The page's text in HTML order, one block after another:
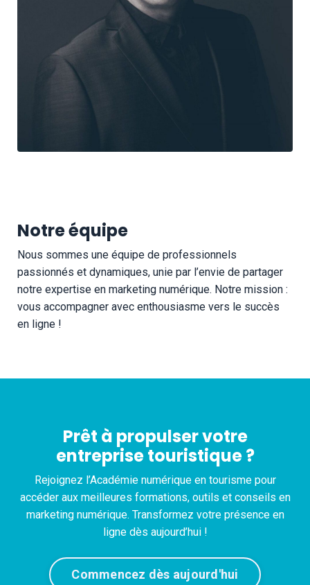
Notre équipe
Nous sommes une équipe de professionnels
passionnés et dynamiques, unie par l’envie de partager
notre expertise en marketing numérique. Notre mission :
vous accompagner avec enthousiasme vers le succès
en ligne !
Prêt à propulser votre
entreprise touristique ?
Rejoignez l’Académie numérique en tourisme pour
accéder aux meilleures formations, outils et conseils en
marketing numérique. Transformez votre présence en
ligne dès aujourd’hui !
Commencez dès aujourd'hui